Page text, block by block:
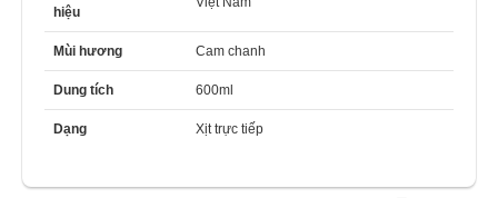
hiệu
Mùi hương Cam chanh
Dung tích 600ml
Dạng Xịt trực tiếp